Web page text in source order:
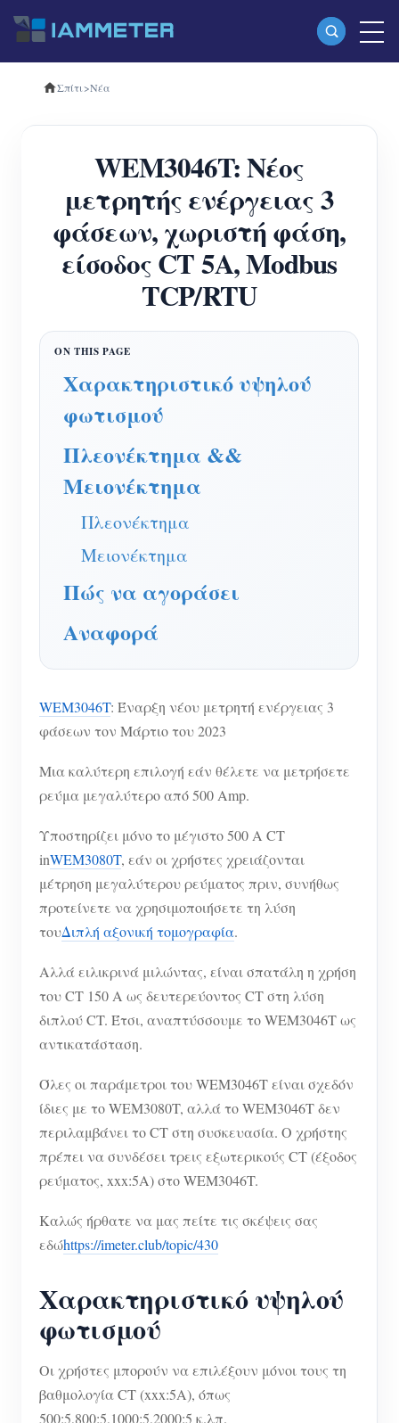
Προϊόντα
(WEM3080)
Τριφασικός μετρητής ενέργειας Wi-Fi
(WEM3080T)
Τριφασικός μετρητής ενέργειας Wi-Fi
(WEM3046T)
Ελεγκτής ισχύος WiFi
Υπηρεσία αυτο-φιλοξενίας
Σύστημα Πρόβλεψης και Προσομοίωσης
Ενέργειας
Επιτηρητής ενέργειας ηλιακού φωτοβολταϊκού
Παρακολούθηση Χρήσης Ηλεκτρικής Ενέργειας
Οικιακός αυτοματισμός
Ενεργειακή Παρακολούθηση Εργοστασίων
Κατάστημα
Γρήγορη εκκίνηση προϊόντος
Εκπαιδευτικό βίντεο
FAQ
Νέα
Κοινότητα
Προγραμματιστής
Εξερευνώ
Πρόγραμμα επιβράβευσης
Επικοινωνία
Σχετικά με εμάς
Σπίτι>Νέα
WEM3046T: Νέος
μετρητής ενέργειας 3
φάσεων, χωριστή φάση,
είσοδος CT 5A, Modbus
TCP/RTU
Χαρακτηριστικό υψηλού
φωτισμού
Πλεονέκτημα &&
Μειονέκτημα
Πλεονέκτημα
Μειονέκτημα
Πώς να αγοράσει
Αναφορά
WEM3046T: Έναρξη νέου μετρητή ενέργειας 3
φάσεων τον Μάρτιο του 2023
Μια καλύτερη επιλογή εάν θέλετε να μετρήσετε
ρεύμα μεγαλύτερο από 500 Amp.
Υποστηρίζει μόνο το μέγιστο 500 A CT
inWEM3080T, εάν οι χρήστες χρειάζονται
μέτρηση μεγαλύτερου ρεύματος πριν, συνήθως
προτείνετε να χρησιμοποιήσετε τη λύση
τουΔιπλή αξονική τομογραφία.
Αλλά ειλικρινά μιλώντας, είναι σπατάλη η χρήση
του CT 150 A ως δευτερεύοντος CT στη λύση
διπλού CT. Έτσι, αναπτύσσουμε το WEM3046T ως
αντικατάσταση.
Όλες οι παράμετροι του WEM3046T είναι σχεδόν
ίδιες με το WEM3080T, αλλά το WEM3046T δεν
περιλαμβάνει το CT στη συσκευασία. Ο χρήστης
πρέπει να συνδέσει τρεις εξωτερικούς CT (έξοδος
ρεύματος, xxx:5A) στο WEM3046T.
Καλώς ήρθατε να μας πείτε τις σκέψεις σας
εδώhttps://imeter.club/topic/430
Χαρακτηριστικό υψηλού
φωτισμού
Οι χρήστες μπορούν να επιλέξουν μόνοι τους τη
βαθμολογία CT (xxx:5A), όπως
500:5,800:5,1000:5,2000:5 κ.λπ.